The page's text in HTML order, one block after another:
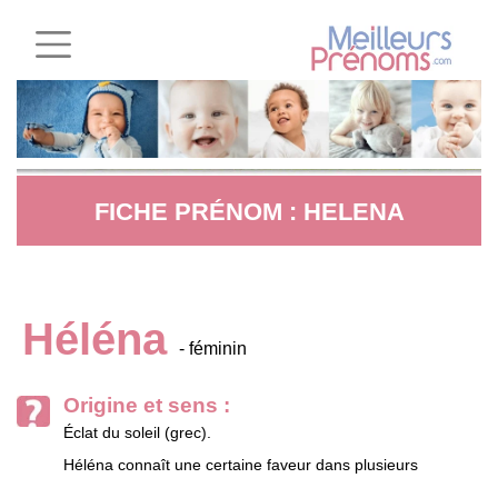
FICHE PRÉNOM : HELENA
Héléna - féminin
Origine et sens :
Éclat du soleil (grec).
Héléna connaît une certaine faveur dans plusieurs